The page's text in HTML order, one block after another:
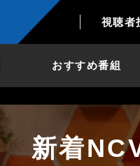
視聴者
おすすめ番組
新着